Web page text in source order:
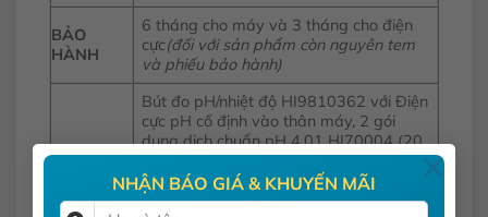
NHẬN BÁO GIÁ & KHUYẾN MÃI ×
BẢO
HÀNH
6 tháng cho máy và 3 tháng cho điện
cực(đối với sản phẩm còn nguyên tem
và phiếu bảo hành)
CUNG
Bút đo pH/nhiệt độ HI9810362 với Điện
cực pH cố định vào thân máy, 2 gói
dung dịch chuẩn pH 4.01 HI70004 (20
mL), 2 gói dung dịch chuẩn pH 7.01
HI70007 (20 mL), 2 gói dung dịch rửa
điện cực chuyên dụng cho thịt, mỡ và